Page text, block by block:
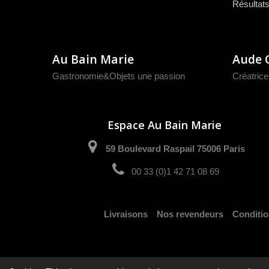
Au Bain Marie
Gastronomie&Objets une passion
Aude
Espace Au Bain Marie
59 Boulevard Raspail 75006 Paris
00 33 (0)1 42 71 08 69
Livraisons Nos revendeurs